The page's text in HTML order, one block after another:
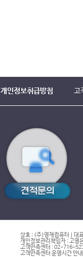
개인정보취급방침 고
상호 : (주)영재컴퓨터 | 대
개인정보관리책임자 : 고영
고객만족센터 : 02-716-
고객만족센터 운영시간 안